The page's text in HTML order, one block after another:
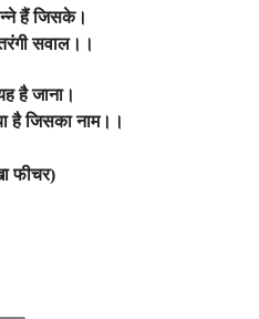
हैं जिसके।
सवाल।।
है जाना।
है जिसका नाम।।
फीचर)